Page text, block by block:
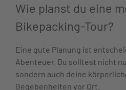
Wie planst du eine
Bikepacking-Tour?
Eine gute Planung ist
Abenteuer. Du solltest nicht
sondern auch deine
Gegebenheiten vor Ort.